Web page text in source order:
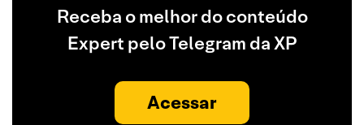
Receba o melhor do conteúdo
Expert pelo Telegram da XP
Acessar